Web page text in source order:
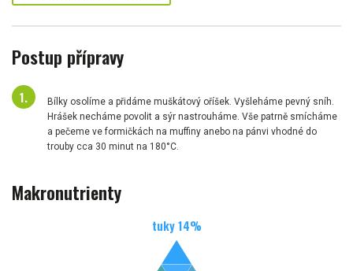
Postup přípravy
Bílky osolíme a přidáme muškátový oříšek. Vyšleháme pevný sníh.
Hrášek necháme povolit a sýr nastrouháme. Vše patrně smícháme
a pečeme ve formičkách na muffiny anebo na pánvi vhodné do
trouby cca 30 minut na 180°C.
Makronutrienty
tuky14%